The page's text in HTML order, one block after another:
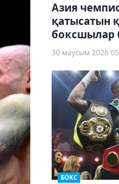
Азия
қатысатын
боксшылар
30 маусым 2026
БОКС